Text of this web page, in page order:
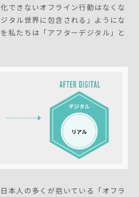
できないオフライン行動はなくな
タル世界に包含される」ようにな
私たちは「アフターデジタル」と
本人の多くが抱いている「オフラ